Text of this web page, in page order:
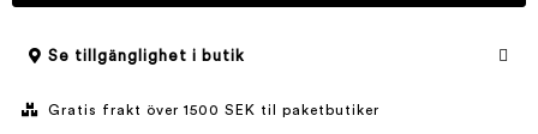
Se tillgänglighet i butik
Gratis frakt över 1500 SEK til paketbutiker